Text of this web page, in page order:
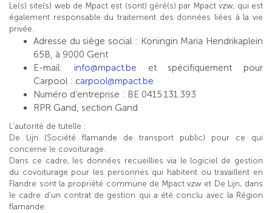
Le(s) site(s) web de Mpact est (sont) géré(s) par Mpact vzw, qui est
également responsable du traitement des données liées à la vie
privée.
Adresse du siège social : Koningin Maria Hendrikaplein
65B, à 9000 Gent
E-mail: info@mpact.be et spécifiquement pour
Carpool : carpool@mpact.be
Numéro d’entreprise : BE 0415.131.393
RPR Gand, section Gand
L’autorité de tutelle :
De Lijn (Société flamande de transport public) pour ce qui
concerne le covoiturage.
Dans ce cadre, les données recueillies via le logiciel de gestion
du covoiturage pour les personnes qui habitent ou travaillent en
Flandre sont la propriété commune de Mpact vzw et De Lijn, dans
le cadre d’un contrat de gestion qui a été conclu avec la Région
flamande.